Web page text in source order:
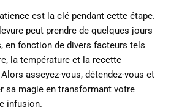
est la clé pendant cette étape.
peut prendre de quelques jours
en fonction de divers facteurs tels
la température et la recette
asseyez-vous, détendez-vous et
sa magie en transformant votre
infusion.